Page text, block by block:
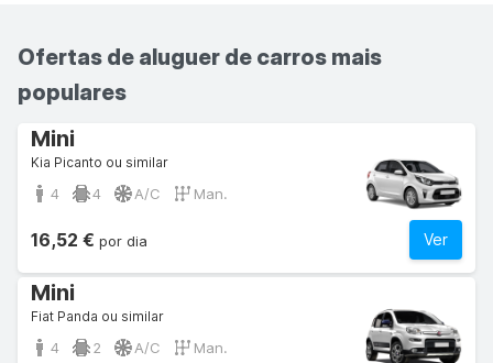
Ofertas de aluguer de carros mais
populares
Mini
Kia Picanto ou similar
4 4 A/C Man.
Ver
16,52 € por dia
Mini
Fiat Panda ou similar
4 2 A/C Man.